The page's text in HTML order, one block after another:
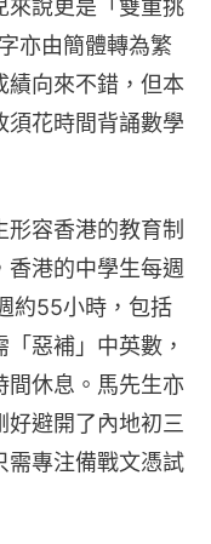
來說更是「雙重挑
亦由簡體轉為繁
績向來不錯，但本
須花時間背誦數學
容香港的教育制
香港的中學生每週
約55小時，包括
「惡補」中英數，
間休息。馬先生亦
避開了內地初三
需專注備戰文憑試